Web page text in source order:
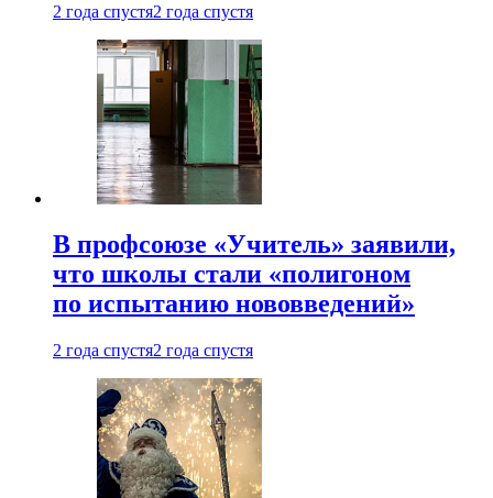
2 года спустя2 года спустя
В профсоюзе «Учитель» заявили,
что школы стали «полигоном
по испытанию нововведений»
2 года спустя2 года спустя